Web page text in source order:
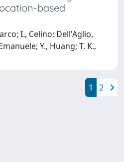
based
I., Celino; Dell'Aglio,
Y., Huang; T. K.,
1 2